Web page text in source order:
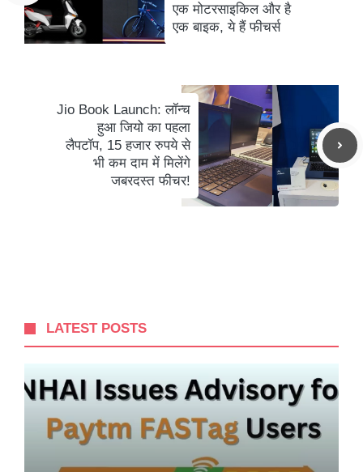
एक मोटरसाइकिल और है
एक बाइक, ये हैं फीचर्स
Jio Book Launch: लॉन्च
हुआ जियो का पहला
लैपटॉप, 15 हजार रुपये से
भी कम दाम में मिलेंगे
जबरदस्त फीचर!
LATEST POSTS